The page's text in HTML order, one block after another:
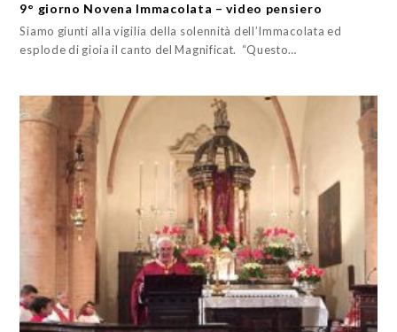
9° giorno Novena Immacolata – video pensiero
Siamo giunti alla vigilia della solennità dell’Immacolata ed
esplode di gioia il canto del Magnificat. “Questo…